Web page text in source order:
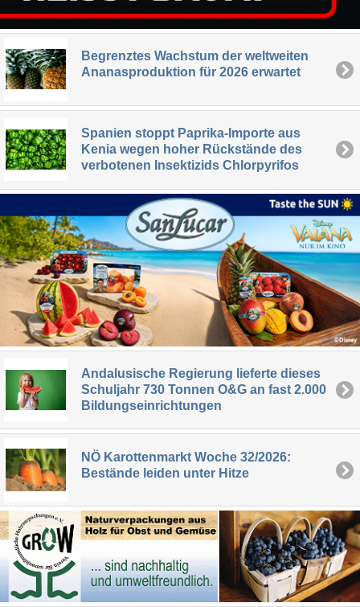
Begrenztes Wachstum der weltweiten
Ananasproduktion für 2026 erwartet
Spanien stoppt Paprika-Importe aus
Kenia wegen hoher Rückstände des
verbotenen Insektizids Chlorpyrifos
Andalusische Regierung lieferte dieses
Schuljahr 730 Tonnen O&G an fast 2.000
Bildungseinrichtungen
NÖ Karottenmarkt Woche 32/2026:
Bestände leiden unter Hitze